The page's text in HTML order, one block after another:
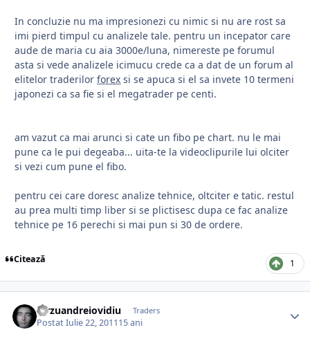
In concluzie nu ma impresionezi cu nimic si nu are rost sa
imi pierd timpul cu analizele tale. pentru un incepator care
aude de maria cu aia 3000e/luna, nimereste pe forumul
asta si vede analizele icimucu crede ca a dat de un forum al
elitelor traderilor forex si se apuca si el sa invete 10 termeni
japonezi ca sa fie si el megatrader pe centi.
am vazut ca mai arunci si cate un fibo pe chart. nu le mai
pune ca le pui degeaba... uita-te la videoclipurile lui olciter
si vezi cum pune el fibo.
pentru cei care doresc analize tehnice, oltciter e tatic. restul
au prea multi timp liber si se plictisesc dupa ce fac analize
tehnice pe 16 perechi si mai pun si 30 de ordere.
Citează 1
dirzuandreiovidiu Traders
PostatIulie 22, 201115 ani